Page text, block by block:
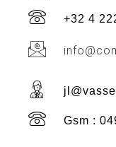
+32 4
Gsm :